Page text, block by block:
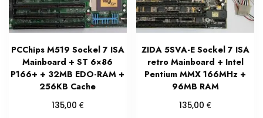
PCChips M519 Sockel 7 ISA
Mainboard + ST 6×86
P166+ + 32MB EDO-RAM +
256KB Cache
135,00 €
ZIDA 5SVA-E Sockel 7 ISA
retro Mainboard + Intel
Pentium MMX 166MHz +
96MB RAM
135,00€